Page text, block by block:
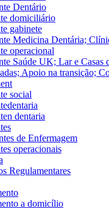
Dentário
domiciliário
gabinete
Medicina Dentária;
operacional
Saúde UK; Lar e Casas
Apoio na transição;
social
dentaria
de Enfermagem
operacionais
Regulamentares
a domicílio